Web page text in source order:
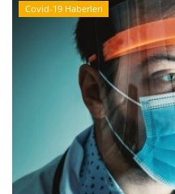
Covid-19 Haberleri